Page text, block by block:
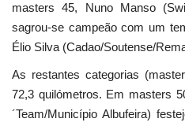
masters 45, Nuno Manso
sagrou-se campeão com um
Élio Silva (Cadao/Soutense/
As restantes categorias
72,3 quilómetros. Em masters
´Team/Município Albufeira)